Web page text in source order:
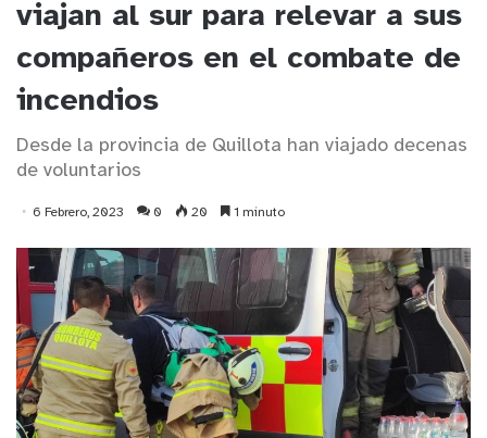
viajan al sur para relevar a sus
compañeros en el combate de
incendios
Desde la provincia de Quillota han viajado decenas
de voluntarios
6 Febrero, 2023 0 20 1 minuto